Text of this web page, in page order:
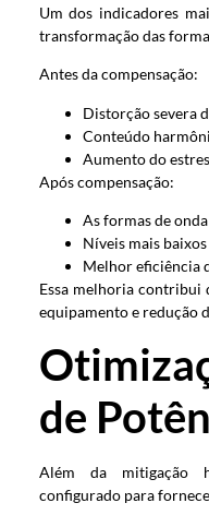
Um dos indicadores
transformação das
Antes da compensação:
Distorção severa
Conteúdo
Aumento do
Após compensação:
As formas de
Níveis mais
Melhor eficiência
Essa melhoria
equipamento e redução
de
Além da mitigação
configurado para